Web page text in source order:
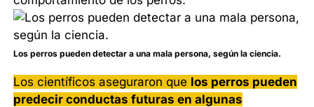
Los perros pueden detectar a una mala persona, según la ciencia.
Los científicos aseguraron que los perros pueden
predecir conductas futuras en algunas